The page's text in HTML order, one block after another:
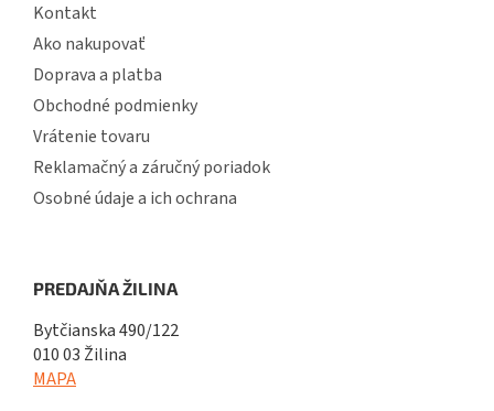
Kontakt
Ako nakupovať
Doprava a platba
Obchodné podmienky
Vrátenie tovaru
Reklamačný a záručný poriadok
Osobné údaje a ich ochrana
PREDAJŇA ŽILINA
Bytčianska 490/122
010 03 Žilina
MAPA